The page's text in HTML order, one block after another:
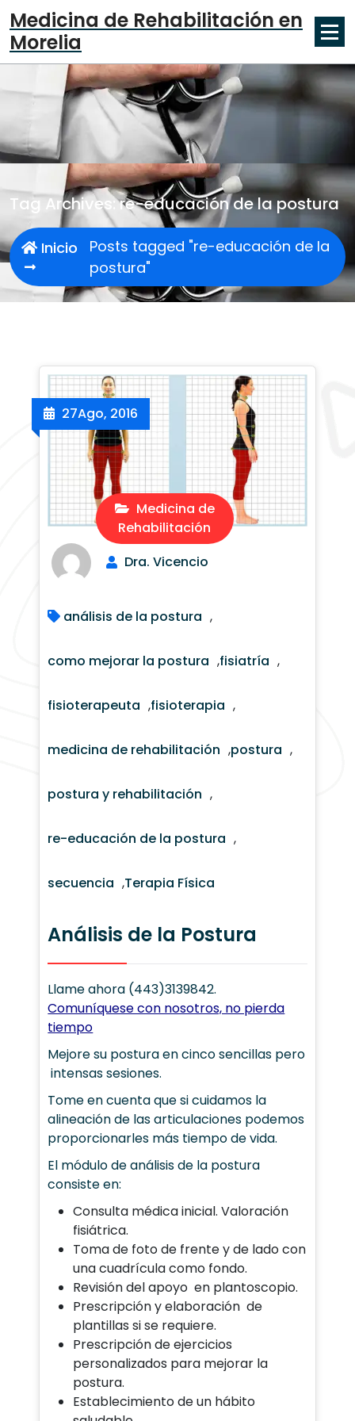
to
content
Medicina de Rehabilitación en
Morelia
Tag Archives: re-educación de la postura
Inicio
Posts tagged "re-educación de la
postura"
Medicina de
Rehabilitación
27Ago, 2016
Dra. Vicencio
análisis de la postura ,
como mejorar la postura ,fisiatría ,
fisioterapeuta ,fisioterapia ,
medicina de rehabilitación ,postura ,
postura y rehabilitación ,
re-educación de la postura ,
secuencia ,Terapia Física
Análisis de la Postura
Llame ahora (443)3139842.
Comuníquese con nosotros, no pierda
tiempo
Mejore su postura en cinco sencillas pero
intensas sesiones.
Tome en cuenta que si cuidamos la
alineación de las articulaciones podemos
proporcionarles más tiempo de vida.
El módulo de análisis de la postura
consiste en:
Consulta médica inicial. Valoración
fisiátrica.
Toma de foto de frente y de lado con
una cuadrícula como fondo.
Revisión del apoyo en plantoscopio.
Prescripción y elaboración de
plantillas si se requiere.
Prescripción de ejercicios
personalizados para mejorar la
postura.
Establecimiento de un hábito